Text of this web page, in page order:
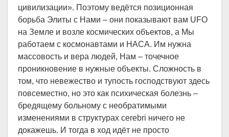
цивилизации». Поэтому ведётся позиционная
борьба Элиты с Нами – они показывают вам UFO
на Земле и возле космических объектов, а Мы
работаем с космонавтами и НАСА. Им нужна
массовость и вера людей, Нам – точечное
проникновение в нужные объекты. Сложность в
том, что невежество и тупость господствуют здесь
повсеместно, но это как психическая болезнь –
бредящему больному с необратимыми
изменениями в структурах cerebri ничего не
докажешь. И тогда в ход идёт не просто